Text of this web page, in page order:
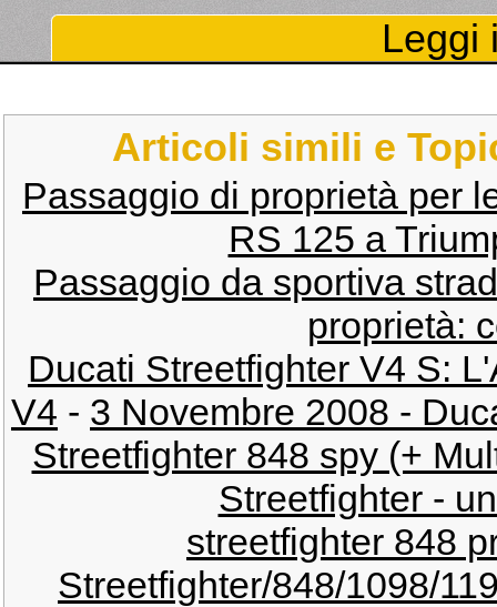
Leggi
Articoli simili e
Passaggio di proprietà per
RS 125 a
Passaggio da sportiva
proprietà:
Ducati Streetfighter V4 S:
V4 - 3 Novembre 2008 -
Streetfighter 848 spy (+
Streetfighter -
streetfighter 848
Streetfighter/848/1098/